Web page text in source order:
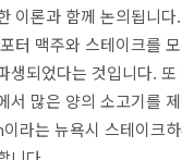
이론과 함께 논의됩니
터 맥주와 스테이크를
생되었다는 것입니다.
서 많은 양의 소고기를
라는 뉴욕시 스테이크하